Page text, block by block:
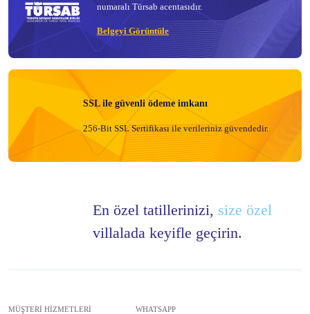
numaralı Türsab acentasıdır.
Belgeyi Görüntüle
SSL ile güvenli ödeme imkanı
256-Bit SSL Sertifikası ile verileriniz güvendedir.
En özel tatillerinizi, size özel
villalada keyifle geçirin.
MÜŞTERİ HİZMETLERİ
WHATSAPP